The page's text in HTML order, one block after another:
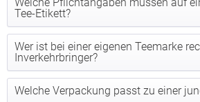
Tee-Etikett?
Wer ist bei einer eigenen Teemarke
Inverkehrbringer?
Welche Verpackung passt zu einer